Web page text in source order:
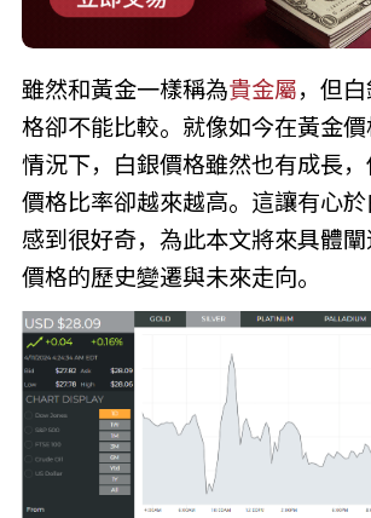
雖然和黃金一樣稱為貴金屬，但
格卻不能比較。就像如今在黃金
情況下，白銀價格雖然也有成長
價格比率卻越來越高。這讓有心
感到很好奇，為此本文將來具體
價格的歷史變遷與未來走向。